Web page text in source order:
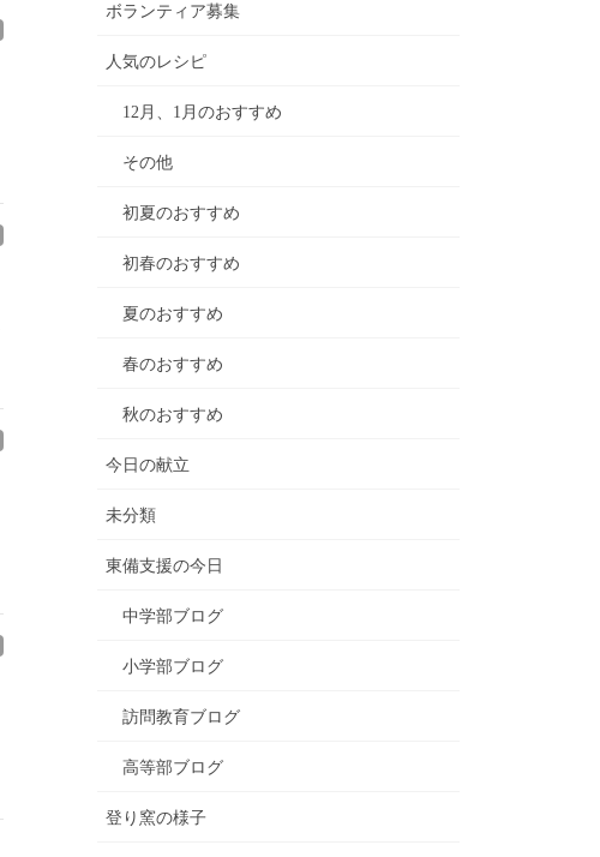
ボランティア募集
人気のレシピ
12月、1月のおすすめ
その他
初夏のおすすめ
初春のおすすめ
夏のおすすめ
春のおすすめ
秋のおすすめ
今日の献立
未分類
東備支援の今日
中学部ブログ
小学部ブログ
訪問教育ブログ
高等部ブログ
登り窯の様子